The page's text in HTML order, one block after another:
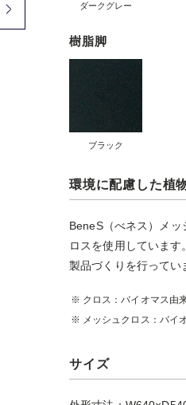
ダークグレー
樹脂脚
ブラック
環境に配慮した植
BeneS（べネス）メ
ロスを使用していま
製品づくりを行ってい
クロス：バイオマス由
メッシュクロス：バイ
サイズ